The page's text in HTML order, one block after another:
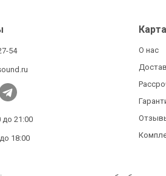
54
до 21:00
18:00
О нас